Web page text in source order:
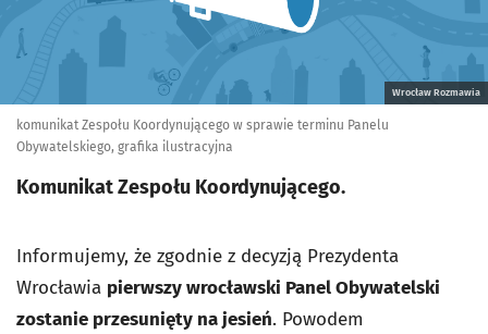
Wrocław Rozmawia
komunikat Zespołu Koordynującego w sprawie terminu Panelu
Obywatelskiego, grafika ilustracyjna
Komunikat Zespołu Koordynującego.
Informujemy, że zgodnie z decyzją Prezydenta
Wrocławia pierwszy wrocławski Panel Obywatelski
zostanie przesunięty na jesień. Powodem